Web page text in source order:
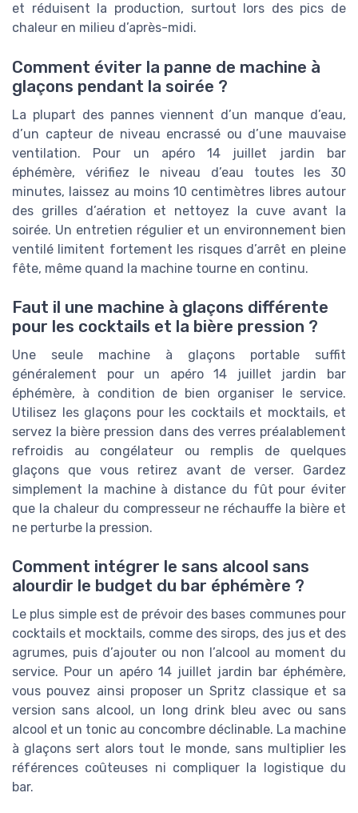
et réduisent la production, surtout lors des pics de
chaleur en milieu d’après-midi.
Comment éviter la panne de machine à
glaçons pendant la soirée ?
La plupart des pannes viennent d’un manque d’eau,
d’un capteur de niveau encrassé ou d’une mauvaise
ventilation. Pour un apéro 14 juillet jardin bar
éphémère, vérifiez le niveau d’eau toutes les 30
minutes, laissez au moins 10 centimètres libres autour
des grilles d’aération et nettoyez la cuve avant la
soirée. Un entretien régulier et un environnement bien
ventilé limitent fortement les risques d’arrêt en pleine
fête, même quand la machine tourne en continu.
Faut il une machine à glaçons différente
pour les cocktails et la bière pression ?
Une seule machine à glaçons portable suffit
généralement pour un apéro 14 juillet jardin bar
éphémère, à condition de bien organiser le service.
Utilisez les glaçons pour les cocktails et mocktails, et
servez la bière pression dans des verres préalablement
refroidis au congélateur ou remplis de quelques
glaçons que vous retirez avant de verser. Gardez
simplement la machine à distance du fût pour éviter
que la chaleur du compresseur ne réchauffe la bière et
ne perturbe la pression.
Comment intégrer le sans alcool sans
alourdir le budget du bar éphémère ?
Le plus simple est de prévoir des bases communes pour
cocktails et mocktails, comme des sirops, des jus et des
agrumes, puis d’ajouter ou non l’alcool au moment du
service. Pour un apéro 14 juillet jardin bar éphémère,
vous pouvez ainsi proposer un Spritz classique et sa
version sans alcool, un long drink bleu avec ou sans
alcool et un tonic au concombre déclinable. La machine
à glaçons sert alors tout le monde, sans multiplier les
références coûteuses ni compliquer la logistique du
bar.